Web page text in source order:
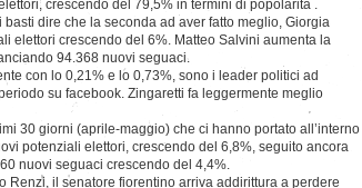
crescendo del 79,5% in termini di popolarità .
dire che la seconda ad aver fatto meglio, Giorgia
elettori crescendo del 6%. Matteo Salvini aumenta la
94.368 nuovi seguaci.
con lo 0,21% e lo 0,73%, sono i leader politici ad
su facebook. Zingaretti fa leggermente meglio
30 giorni (aprile-maggio) che ci hanno portato all’interno
potenziali elettori, crescendo del 6,8%, seguito ancora
nuovi seguaci crescendo del 4,4%.
Renzi, il senatore fiorentino arriva addirittura a perdere